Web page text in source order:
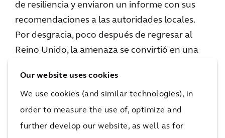
Our website uses cookies
We use cookies (and similar technologies), in
order to measure the use of, optimize and
further develop our website, as well as for
de resiliencia y enviaron un informe con sus
recomendaciones a las autoridades locales.
Por desgracia, poco después de regresar al
Reino Unido, la amenaza se convirtió en una
Por ello, se organizó una segunda misión para
que Cosmo pudiera reunirse con el director de
planificación de Montego Bay, con la
esperanza de poder implementar sus